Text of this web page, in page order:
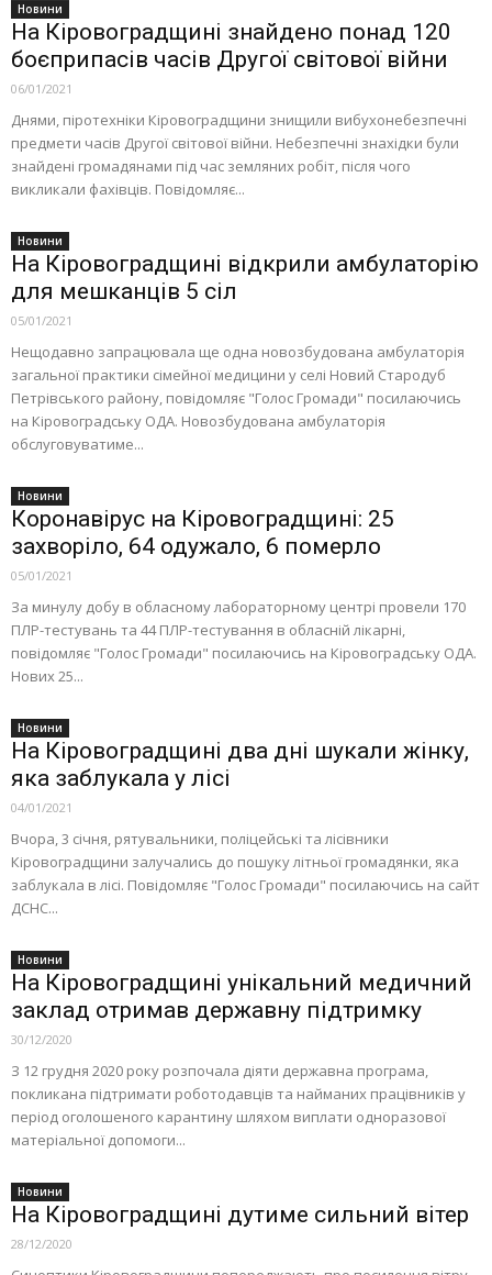
Новини
На Кіровоградщині знайдено понад 120
боєприпасів часів Другої світової війни
06/01/2021
Днями, піротехніки Кіровоградщини знищили вибухонебезпечні
предмети часів Другої світової війни. Небезпечні знахідки були
знайдені громадянами під час земляних робіт, після чого
викликали фахівців. Повідомляє...
Новини
На Кіровоградщині відкрили амбулаторію
для мешканців 5 сіл
05/01/2021
Нещодавно запрацювала ще одна новозбудована амбулаторія
загальної практики сімейної медицини у селі Новий Стародуб
Петрівського району, повідомляє "Голос Громади" посилаючись
на Кіровоградську ОДА. Новозбудована амбулаторія
обслуговуватиме...
Новини
Коронавірус на Кіровоградщині: 25
захворіло, 64 одужало, 6 померло
05/01/2021
За минулу добу в обласному лабораторному центрі провели 170
ПЛР-тестувань та 44 ПЛР-тестування в обласній лікарні,
повідомляє "Голос Громади" посилаючись на Кіровоградську ОДА.
Нових 25...
Новини
На Кіровоградщині два дні шукали жінку,
яка заблукала у лісі
04/01/2021
Вчора, 3 січня, рятувальники, поліцейські та лісівники
Кіровоградщини залучались до пошуку літньої громадянки, яка
заблукала в лісі. Повідомляє "Голос Громади" посилаючись на сайт
ДСНС...
Новини
На Кіровоградщині унікальний медичний
заклад отримав державну підтримку
30/12/2020
З 12 грудня 2020 року розпочала діяти державна програма,
покликана підтримати роботодавців та найманих працівників у
період оголошеного карантину шляхом виплати одноразової
матеріальної допомоги...
Новини
На Кіровоградщині дутиме сильний вітер
28/12/2020